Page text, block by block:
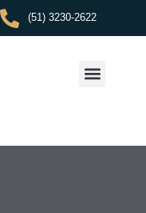
(51) 3230-2622